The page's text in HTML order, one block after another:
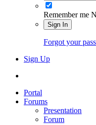
Remember me
Sign In
Forgot your
Sign Up
Portal
Forums
Presentation
Forum